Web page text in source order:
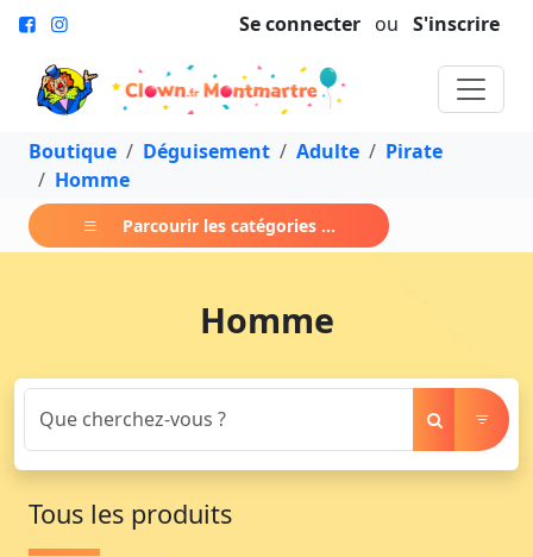
Se connecter ou S'inscrire
Boutique Déguisement Adulte
Pirate
Homme
Parcourir les catégories ...
Homme
Tous les produits